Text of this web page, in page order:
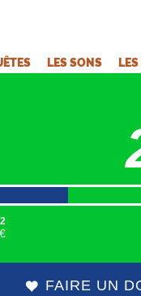
LES SONS LES
FAIRE UN